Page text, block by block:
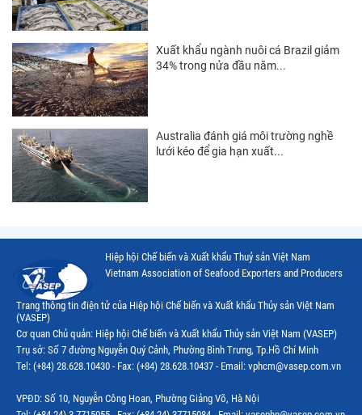
Thị trường Đài Loan
Thị trường Mỹ
Thị trường EU
Thị trường Nhật Bản
Thị trường Việt Nam
Xuất khẩu ngành nuôi cá Brazil giảm
34% trong nửa đầu năm...
Australia đánh giá môi trường nghề
lưới kéo để gia hạn xuất...
Hiệp hội Chế biến và Xuất khẩu Thuỷ sản Việt Nam
Vietnam Association of Seafood Exporters and Producers
Trang thông tin điện tử của Hiệp hội Chế biến và Xuất khẩu Thủy sản Việt Nam
(VASEP)
Cơ quan Chủ quản: Hiệp hội Chế biến và Xuất khẩu Thủy sản Việt Nam (VASEP)
Trụ sở: Số 7 đường Nguyễn Quý Cảnh, Phường Bình Trưng, Tp.Hồ Chí Minh
Tel: (+84) 28.628.10430 - Fax: (+84) 28.628.10437 - Email: vphcm@vasep.com.vn
VPĐD: Số 10, Nguyễn Công Hoan, Phường Giảng Võ, Hà Nội